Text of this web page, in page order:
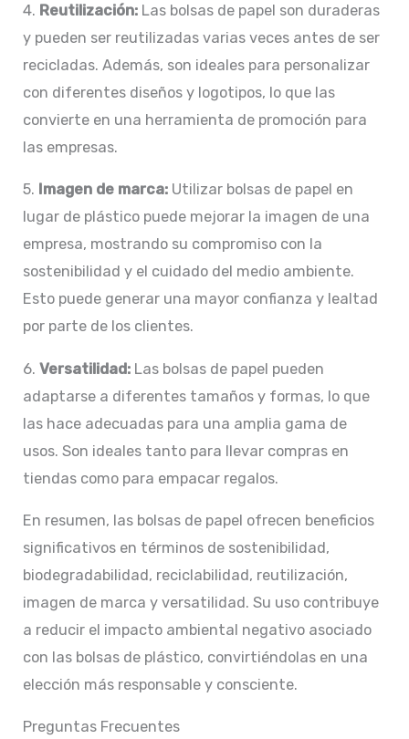
4. Reutilización: Las bolsas de papel son duraderas
y pueden ser reutilizadas varias veces antes de ser
recicladas. Además, son ideales para personalizar
con diferentes diseños y logotipos, lo que las
convierte en una herramienta de promoción para
las empresas.
5. Imagen de marca: Utilizar bolsas de papel en
lugar de plástico puede mejorar la imagen de una
empresa, mostrando su compromiso con la
sostenibilidad y el cuidado del medio ambiente.
Esto puede generar una mayor confianza y lealtad
por parte de los clientes.
6.Versatilidad: Las bolsas de papel pueden
adaptarse a diferentes tamaños y formas, lo que
las hace adecuadas para una amplia gama de
usos. Son ideales tanto para llevar compras en
tiendas como para empacar regalos.
En resumen, las bolsas de papel ofrecen beneficios
significativos en términos de sostenibilidad,
biodegradabilidad, reciclabilidad, reutilización,
imagen de marca y versatilidad. Su uso contribuye
a reducir el impacto ambiental negativo asociado
con las bolsas de plástico, convirtiéndolas en una
elección más responsable y consciente.
Preguntas Frecuentes